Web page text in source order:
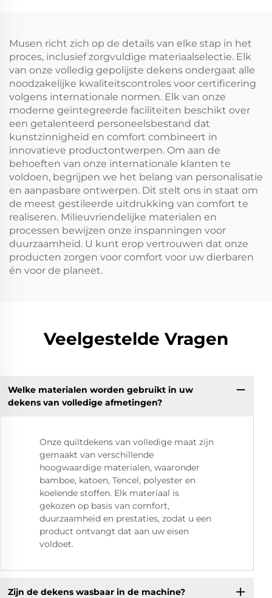
matrasbekleding voor
thuis, slaapkamer,
hotel – wit
matrasbeschermer,
diepe zakken 15-46 cm
voor slaapkamer, hotel
Musen richt zich op de details van elke stap in het
proces, inclusief zorgvuldige materiaalselectie. Elk
van onze volledig gepolijste dekens ondergaat alle
noodzakelijke kwaliteitscontroles voor certificering
volgens internationale normen. Elk van onze
moderne geïntegreerde faciliteiten beschikt over
een getalenteerd personeelsbestand dat
kunstzinnigheid en comfort combineert in
innovatieve productontwerpen. Om aan de
behoeften van onze internationale klanten te
voldoen, begrijpen we het belang van personalisatie
en aanpasbare ontwerpen. Dit stelt ons in staat om
de meest gestileerde uitdrukking van comfort te
realiseren. Milieuvriendelijke materialen en
processen bewijzen onze inspanningen voor
duurzaamheid. U kunt erop vertrouwen dat onze
producten zorgen voor comfort voor uw dierbaren
én voor de planeet.
Veelgestelde Vragen
Welke materialen worden gebruikt in uw
dekens van volledige afmetingen?
Onze quiltdekens van volledige maat zijn
gemaakt van verschillende
hoogwaardige materialen, waaronder
bamboe, katoen, Tencel, polyester en
koelende stoffen. Elk materiaal is
gekozen op basis van comfort,
duurzaamheid en prestaties, zodat u een
product ontvangt dat aan uw eisen
voldoet.
Zijn de dekens wasbaar in de machine?